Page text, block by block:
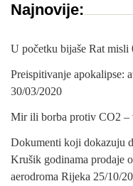
Najnovije:
U početku bijaše Rat misli
Preispitivanje apokalipse:
30/03/2020
Mir ili borba protiv CO2 –
Dokumenti koji dokazuju
Krušik godinama prodaje
aerodroma Rijeka 25/10/